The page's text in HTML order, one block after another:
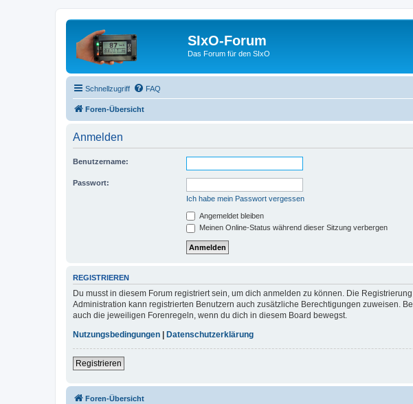
SIxO-Forum
Das Forum für den SIxO
Schnellzugriff FAQ
Foren-Übersicht
Anmelden
Benutzername:
Passwort:
Ich habe mein Passwort vergessen
Angemeldet bleiben
Meinen Online-Status während dieser Sitzung verbergen
REGISTRIEREN
Du musst in diesem Forum registriert sein, um dich anmelden zu können. Die
Administration kann registrierten Benutzern auch zusätzliche Berechtigungen zuweisen.
auch die jeweiligen Forenregeln, wenn du dich in diesem Board bewegst.
Nutzungsbedingungen
Datenschutzerklärung
Registrieren
Foren-Übersicht